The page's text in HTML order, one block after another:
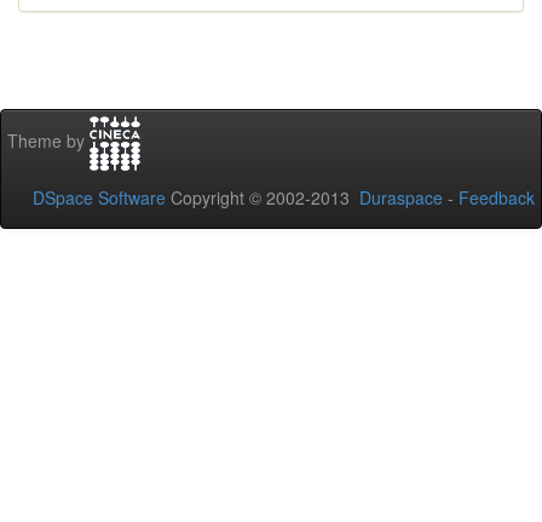
Theme by
DSpace Software Copyright © 2002-2013 Duraspace - Feedback